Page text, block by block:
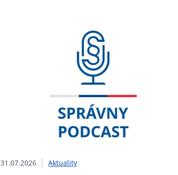
31.07.2026 Aktuality